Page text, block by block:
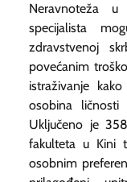
Neravnoteža
specijalista
zdravstvenoj
povećanim
istraživanje
osobina ličnosti
Uključeno je
fakulteta u Kini
osobnim